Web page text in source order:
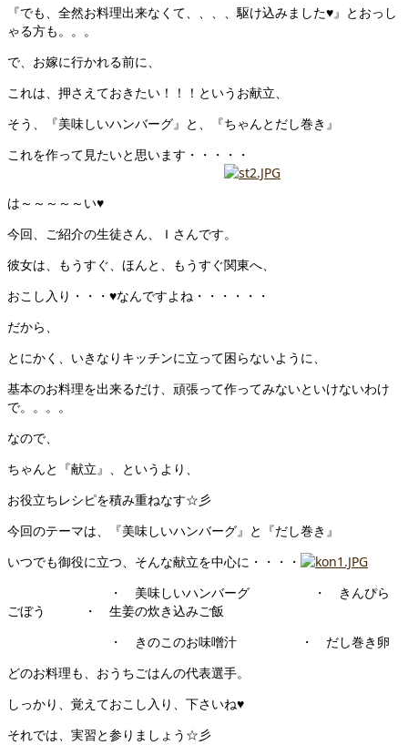
『でも、全然お料理出来なくて、、、、駆け込みました♥』とおっし
ゃる方も。。。
で、お嫁に行かれる前に、
これは、押さえておきたい！！！というお献立、
そう、『美味しいハンバーグ』と、『ちゃんとだし巻き』
これを作って見たいと思います・・・・・
は～～～～～い♥
今回、ご紹介の生徒さん、Ｉさんです。
彼女は、もうすぐ、ほんと、もうすぐ関東へ、
おこし入り・・・♥なんですよね・・・・・・
だから、
とにかく、いきなりキッチンに立って困らないように、
基本のお料理を出来るだけ、頑張って作ってみないといけないわけ
で。。。。
なので、
ちゃんと『献立』、というより、
お役立ちレシピを積み重ねなす☆彡
今回のテーマは、『美味しいハンバーグ』と『だし巻き』
いつでも御役に立つ、そんな献立を中心に・・・・
・ 美味しいハンバーグ ・ きんぴら
ごぼう ・ 生姜の炊き込みご飯
・ きのこのお味噌汁 ・ だし巻き卵
どのお料理も、おうちごはんの代表選手。
しっかり、覚えておこし入り、下さいね♥
それでは、実習と参りましょう☆彡